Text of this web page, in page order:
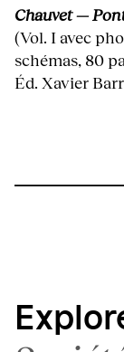
Chauvet —
(Vol. I avec
schémas, 80
Éd. Xavier